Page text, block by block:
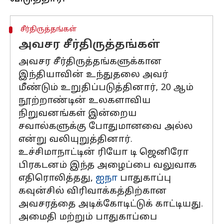
சீர்திருத்தங்கள்
அவசர சீர்திருத்தங்கள்
அவசர சீர்திருத்தங்களுக்கான
இந்தியாவின் உந்துதலை அவர்
மீண்டும் உறுதிப்படுத்தினார், 20 ஆம்
நூற்றாண்டின் உலகளாவிய
நிறுவனங்கள் இன்றைய
சவால்களுக்கு போதுமானவை அல்ல
என்று வலியுறுத்தினார்.
உச்சிமாநாட்டின் ரியோ டி ஜெனிரோ
பிரகடனம் இந்த அழைப்பை வலுவாக
எதிரொலித்தது, ஐநா பாதுகாப்பு
கவுன்சில் விரிவாக்கத்திற்கான
அவசரத்தை அடிக்கோடிட்டுக் காட்டியது.
அமைதி மற்றும் பாதுகாப்பை